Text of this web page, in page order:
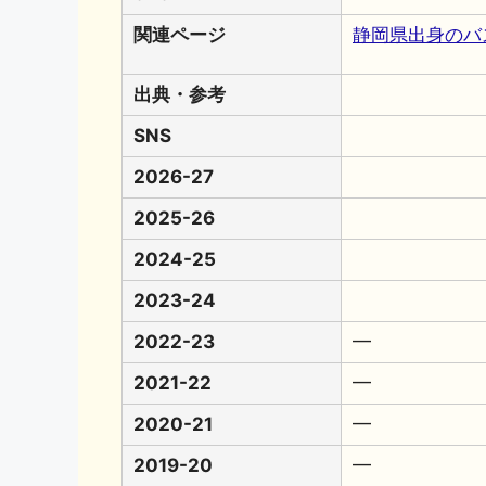
関連ページ
静岡県出身の
出典・参考
SNS
2026-27
2025-26
2024-25
2023-24
2022-23
━
2021-22
━
2020-21
━
2019-20
━